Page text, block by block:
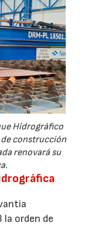
Hidrográfico
de construcción
renovará su
la orden de